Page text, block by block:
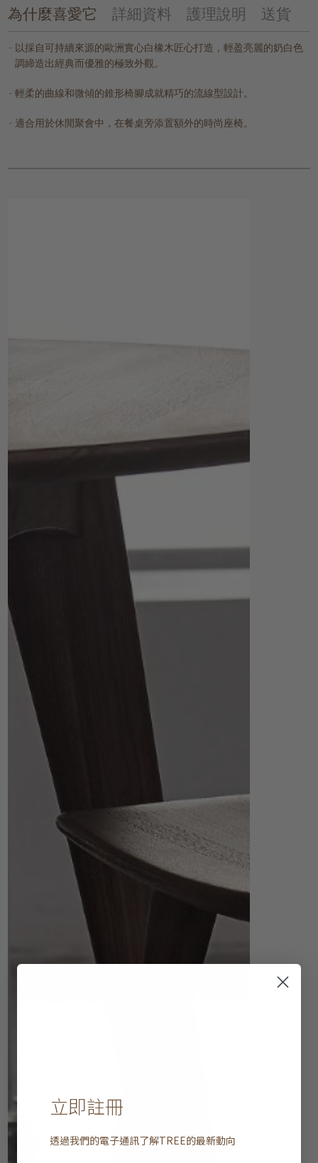
為什麼喜愛它 詳細資料 護理說明 送貨
以採自可持續來源的歐洲實心白橡木匠心打造，輕盈亮麗的奶白色
調締造出經典而優雅的極致外觀。
輕柔的曲線和微傾的錐形椅腳成就精巧的流線型設計。
適合用於休閒聚會中，在餐桌旁添置額外的時尚座椅。
立即註冊
透過我們的電子通訊了解TREE的最新動向